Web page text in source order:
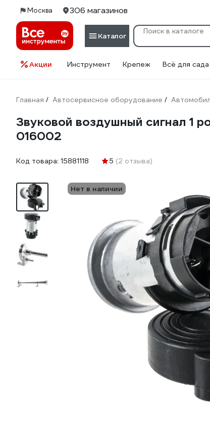
Москва 306 магазинов
Каталог
Акции Инструмент Крепеж Всё для сада
Главная / Автосервисное оборудование /
Звуковой воздушный сигнал 1
016002
Код товара: 15881118 5 (2 отзыва)
Нет в наличии